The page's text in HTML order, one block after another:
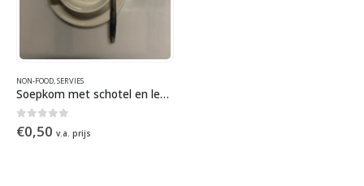
NON-FOOD,SERVIES
Soepkom met schotel en lepel
0out of 5
€0,50 v.a. prijs